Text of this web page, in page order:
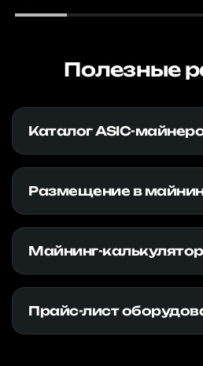
Полезные
Каталог ASIC-
Размещение в
Майнинг-калькулятор
Прайс-лист